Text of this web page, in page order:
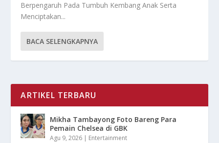
Berpengaruh Pada Tumbuh Kembang Anak Serta
Menciptakan...
BACA SELENGKAPNYA
ARTIKEL TERBARU
Mikha Tambayong Foto Bareng Para
Pemain Chelsea di GBK
Agu 9, 2026 | Entertainment